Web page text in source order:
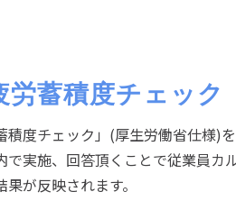
労蓄積度チェック
積度チェック」(厚生労働省仕様)
で実施、回答頂くことで従業員カ
果が反映されます。